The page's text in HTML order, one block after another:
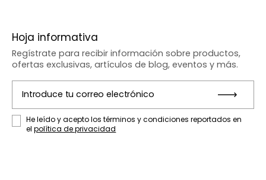
Hoja informativa
Introduce tu correo electrónico
He leído y acepto los términos y condiciones reportados en
el política de privacidad
Regístrate para recibir información sobre productos,
ofertas exclusivas, artículos de blog, eventos y más.